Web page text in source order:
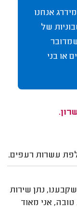
אנחנו
של
או בני
עשרות רעפים.
נתן שירות
אני מאוד